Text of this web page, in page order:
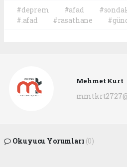
#deprem #afad
#.afad
#rasathane
Mehmet Kurt
Okuyucu Yorumları (0)